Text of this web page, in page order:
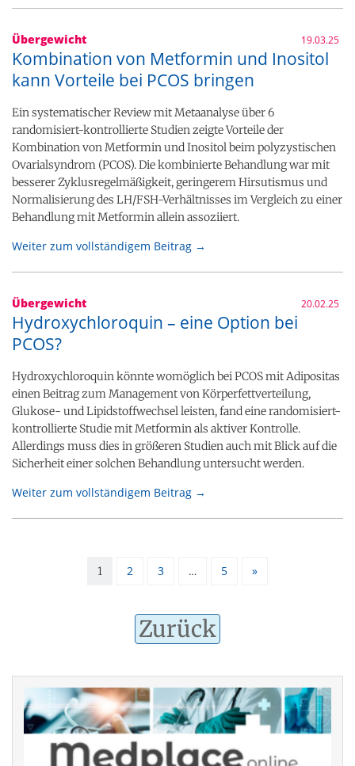
Übergewicht 19.03.25
Kombination von Metformin und Inositol
kann Vorteile bei PCOS bringen
Ein systematischer Review mit Metaanalyse über 6
randomisiert-kontrollierte Studien zeigte Vorteile der
Kombination von Metformin und Inositol beim polyzystischen
Ovarialsyndrom (PCOS). Die kombinierte Behandlung war mit
besserer Zyklusregelmäßigkeit, geringerem Hirsutismus und
Normalisierung des LH/FSH-Verhältnisses im Vergleich zu einer
Behandlung mit Metformin allein assoziiert.
Weiter zum vollständigem Beitrag →
Übergewicht 20.02.25
Hydroxychloroquin – eine Option bei
PCOS?
Hydroxychloroquin könnte womöglich bei PCOS mit Adipositas
einen Beitrag zum Management von Körperfettverteilung,
Glukose- und Lipidstoffwechsel leisten, fand eine randomisiert-
kontrollierte Studie mit Metformin als aktiver Kontrolle.
Allerdings muss dies in größeren Studien auch mit Blick auf die
Sicherheit einer solchen Behandlung untersucht werden.
Weiter zum vollständigem Beitrag →
1 2 3 … 5 »
Zurück